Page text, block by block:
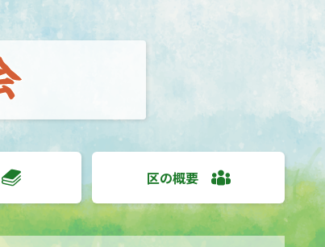
区の概要